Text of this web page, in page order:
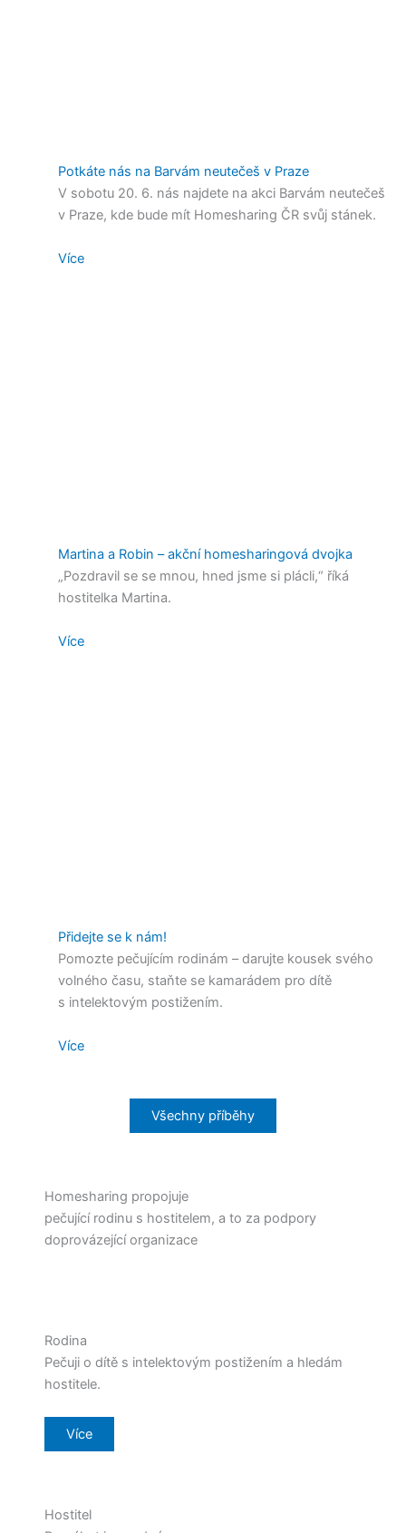
Potkáte nás na Barvám neutečeš v Praze
V sobotu 20. 6. nás najdete na akci Barvám neutečeš
v Praze, kde bude mít Homesharing ČR svůj stánek.
Více
Martina a Robin – akční homesharingová dvojka
„Pozdravil se se mnou, hned jsme si plácli,“ říká
hostitelka Martina.
Více
Přidejte se k nám!
Pomozte pečujícím rodinám – darujte kousek svého
volného času, staňte se kamarádem pro dítě
s intelektovým postižením.
Více
Všechny příběhy
Homesharing propojuje
pečující rodinu s hostitelem, a to za podpory
doprovázející organizace
Rodina
Pečuji o dítě s intelektovým postižením a hledám
hostitele.
Více
Hostitel